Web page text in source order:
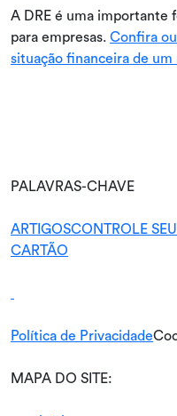
A DRE é uma importante
para empresas. Confira
situação financeira de um
PALAVRAS-CHAVE
ARTIGOSCONTROLE
CARTÃO
Política de Privacidade
MAPA DO SITE: